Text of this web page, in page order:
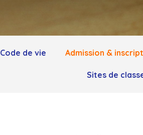
Code de vie Admission &
Sites de